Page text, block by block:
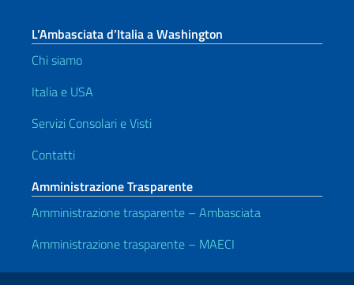
L’Ambasciata d’Italia a Washington
Chi siamo
Italia e USA
Servizi Consolari e Visti
Contatti
Amministrazione Trasparente
Amministrazione trasparente – Ambasciata
Amministrazione trasparente – MAECI